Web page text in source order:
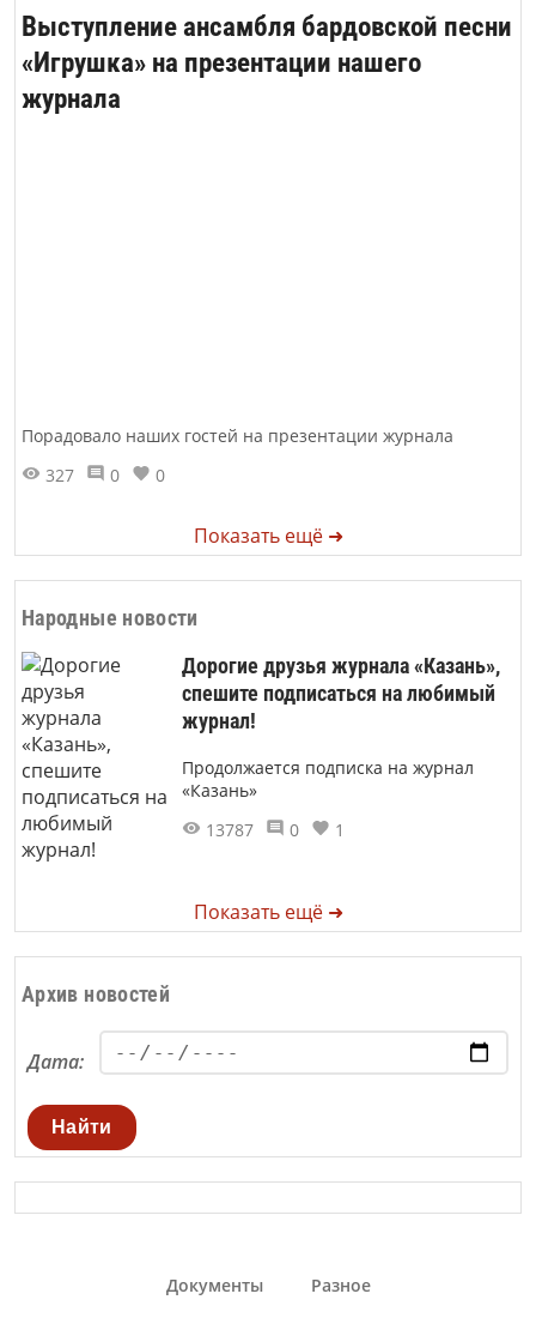
Выступление ансамбля бардовской песни
«Игрушка» на презентации нашего
журнала
Порадовало наших гостей на презентации журнала
327
0 0
Показать ещё ➜
Народные новости
Дорогие друзья журнала «Казань»,
спешите подписаться на любимый
журнал!
Продолжается подписка на журнал
«Казань»
13787
0 1
Показать ещё ➜
Архив новостей
Дата:
Найти
Документы Разное